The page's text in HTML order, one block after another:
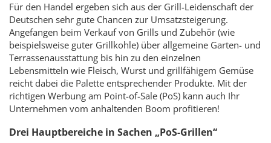
Für den Handel ergeben sich aus der Grill-Leidenschaft der
Deutschen sehr gute Chancen zur Umsatzsteigerung.
Angefangen beim Verkauf von Grills und Zubehör (wie
beispielsweise guter Grillkohle) über allgemeine Garten- und
Terrassenausstattung bis hin zu den einzelnen
Lebensmitteln wie Fleisch, Wurst und grillfähigem Gemüse
reicht dabei die Palette entsprechender Produkte. Mit der
richtigen Werbung am Point-of-Sale (PoS) kann auch Ihr
Unternehmen vom anhaltenden Boom profitieren!
Drei Hauptbereiche in Sachen „PoS-Grillen“